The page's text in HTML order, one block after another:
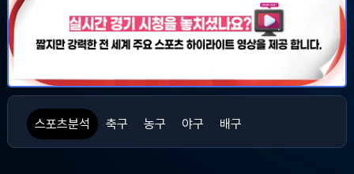
무
료
스
츠
중
해
축
스포츠분석 축구 농구 야구 배구